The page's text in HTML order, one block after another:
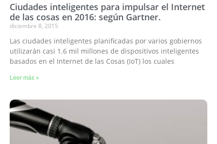
Ciudades inteligentes para impulsar el Internet
de las cosas en 2016: según Gartner.
diciembre 8, 2015
Las ciudades inteligentes planificadas por varios gobiernos
utilizarán casi 1.6 mil millones de dispositivos inteligentes
basados en el Internet de las Cosas (IoT) los cuales
Leer más »